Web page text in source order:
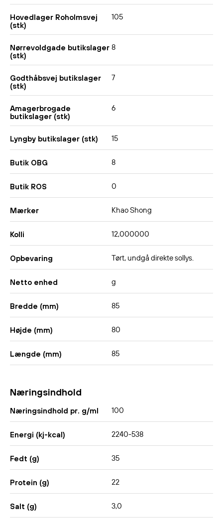
Hovedlager Roholmsvej
(stk)
105
Nørrevoldgade butikslager
(stk)
8
Godthåbsvej butikslager
(stk)
7
Amagerbrogade
butikslager (stk)
6
Lyngby butikslager (stk) 15
Butik OBG 8
Butik ROS 0
Mærker Khao Shong
Kolli 12,000000
Opbevaring Tørt, undgå direkte sollys.
Netto enhed g
Bredde (mm) 85
Højde (mm) 80
Længde (mm) 85
Næringsindhold
Næringsindhold pr. g/ml 100
Energi (kj-kcal) 2240-538
Fedt (g) 35
Protein (g) 22
Salt (g) 3,0